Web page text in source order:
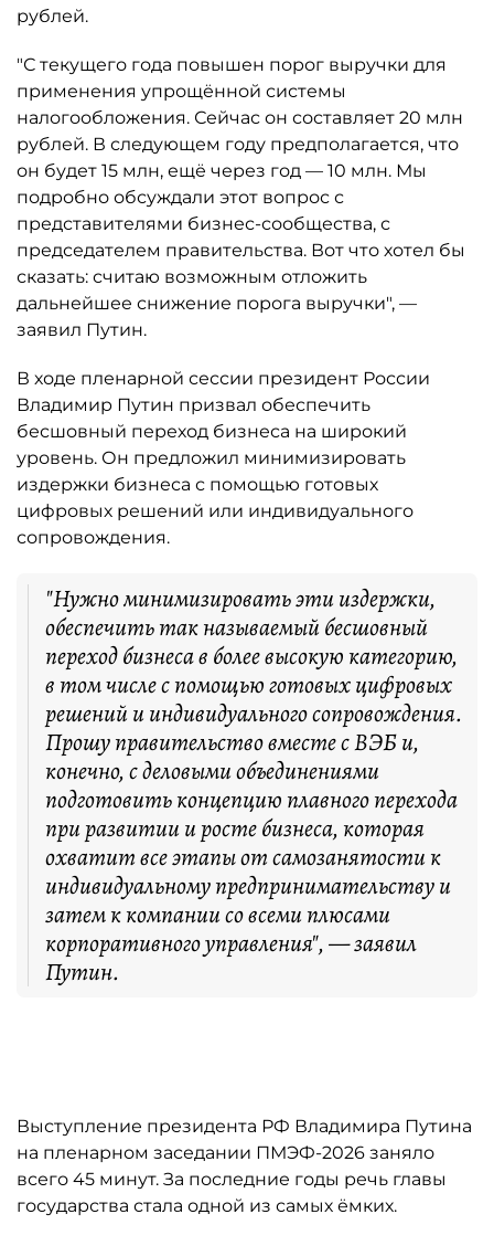
рублей.
"С текущего года повышен порог выручки для
применения упрощённой системы
налогообложения. Сейчас он составляет 20 млн
рублей. В следующем году предполагается, что
он будет 15 млн, ещё через год — 10 млн. Мы
подробно обсуждали этот вопрос с
представителями бизнес-сообщества, с
председателем правительства. Вот что хотел бы
сказать: считаю возможным отложить
дальнейшее снижение порога выручки", —
заявил Путин.
В ходе пленарной сессии президент России
Владимир Путин призвал обеспечить
бесшовный переход бизнеса на широкий
уровень. Он предложил минимизировать
издержки бизнеса с помощью готовых
цифровых решений или индивидуального
сопровождения.
"Нужно минимизировать эти издержки,
обеспечить так называемый бесшовный
переход бизнеса в более высокую категорию,
в том числе с помощью готовых цифровых
решений и индивидуального сопровождения.
Прошу правительство вместе с ВЭБ и,
конечно, с деловыми объединениями
подготовить концепцию плавного перехода
при развитии и росте бизнеса, которая
охватит все этапы от самозанятости к
индивидуальному предпринимательству и
затем к компании со всеми плюсами
корпоративного управления", — заявил
Путин.
Выступление президента РФ Владимира Путина
на пленарном заседании ПМЭФ-2026 заняло
всего 45 минут. За последние годы речь главы
государства стала одной из самых ёмких.